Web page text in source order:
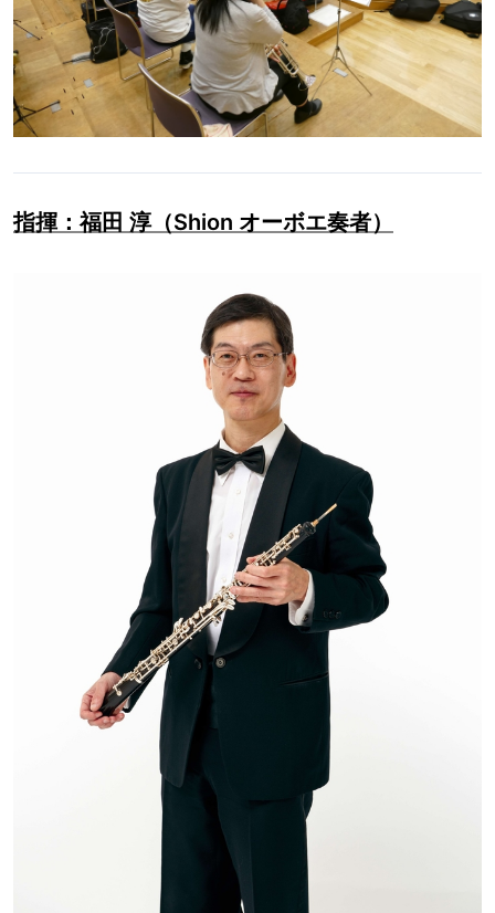
指揮：福田 淳（Shion オーボエ奏者）